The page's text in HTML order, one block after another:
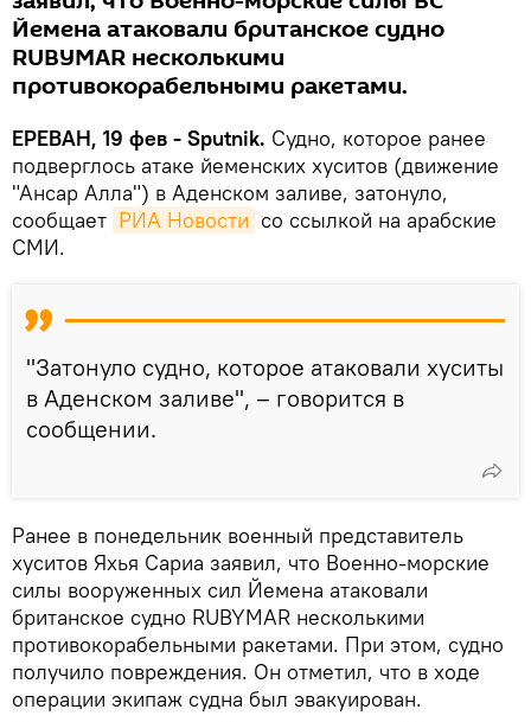
Йемена атаковали британское судно
RUBYMAR несколькими
противокорабельными ракетами.
ЕРЕВАН, 19 фев - Sputnik. Судно, которое ранее
подверглось атаке йеменских хуситов (движение
"Ансар Алла") в Аденском заливе, затонуло,
сообщает РИА Новости со ссылкой на арабские
СМИ.
"Затонуло судно, которое атаковали хуситы
в Аденском заливе", – говорится в
сообщении.
Ранее в понедельник военный представитель
хуситов Яхья Сариа заявил, что Военно-морские
силы вооруженных сил Йемена атаковали
британское судно RUBYMAR несколькими
противокорабельными ракетами. При этом, судно
получило повреждения. Он отметил, что в ходе
операции экипаж судна был эвакуирован.